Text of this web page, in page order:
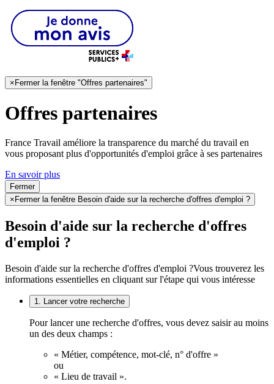
×Fermer la fenêtre "Offres partenaires"
Offres partenaires
France Travail améliore la transparence du marché du travail en
vous proposant plus d'opportunités d'emploi grâce à ses partenaires
En savoir plus
Fermer
× Fermer la fenêtre Besoin d'aide sur la recherche d'offres d'emploi ?
Besoin d'aide sur la recherche d'offres
d'emploi ?
Besoin d'aide sur la recherche d'offres d'emploi ?Vous trouverez les
informations essentielles en cliquant sur l'étape qui vous intéresse
1. Lancer votre recherche
Pour lancer une recherche d'offres, vous devez saisir au moins
un des deux champs :
« Métier, compétence, mot-clé, n° d'offre »
ou
« Lieu de travail ».